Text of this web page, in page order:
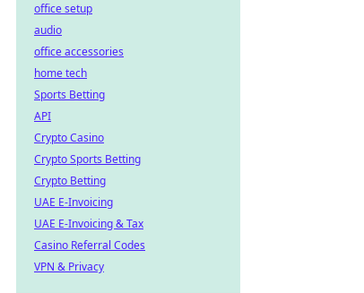
office setup
audio
office accessories
home tech
Sports Betting
API
Crypto Casino
Crypto Sports Betting
Crypto Betting
UAE E-Invoicing
UAE E-Invoicing & Tax
Casino Referral Codes
VPN & Privacy